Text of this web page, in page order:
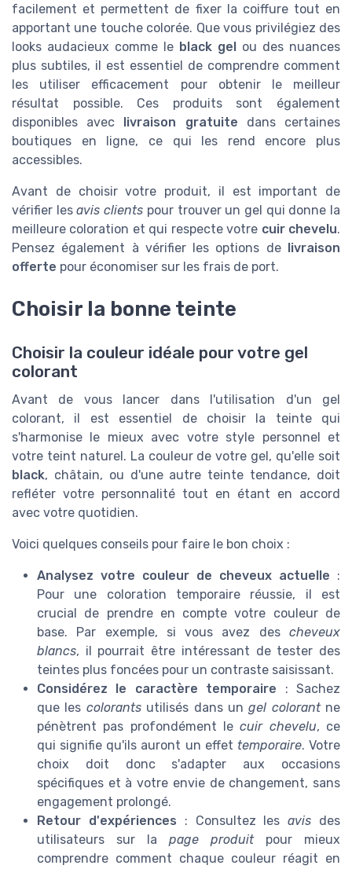
facilement et permettent de fixer la coiffure tout en
apportant une touche colorée. Que vous privilégiez des
looks audacieux comme le black gel ou des nuances
plus subtiles, il est essentiel de comprendre comment
les utiliser efficacement pour obtenir le meilleur
résultat possible. Ces produits sont également
disponibles avec livraison gratuite dans certaines
boutiques en ligne, ce qui les rend encore plus
accessibles.
Avant de choisir votre produit, il est important de
vérifier lesavis clients pour trouver un gel qui donne la
meilleure coloration et qui respecte votre cuir chevelu.
Pensez également à vérifier les options de livraison
offerte pour économiser sur les frais de port.
Choisir la bonne teinte
Choisir la couleur idéale pour votre gel
colorant
Avant de vous lancer dans l'utilisation d'un gel
colorant, il est essentiel de choisir la teinte qui
s'harmonise le mieux avec votre style personnel et
votre teint naturel. La couleur de votre gel, qu'elle soit
black, châtain, ou d'une autre teinte tendance, doit
refléter votre personnalité tout en étant en accord
avec votre quotidien.
Voici quelques conseils pour faire le bon choix :
Analysez votre couleur de cheveux actuelle :
Pour une coloration temporaire réussie, il est
crucial de prendre en compte votre couleur de
base. Par exemple, si vous avez des cheveux
blancs, il pourrait être intéressant de tester des
teintes plus foncées pour un contraste saisissant.
Considérez le caractère temporaire : Sachez
que les colorantsutilisés dans ungel colorantne
pénètrent pas profondément lecuir chevelu, ce
qui signifie qu'ils auront un effet temporaire. Votre
choix doit donc s'adapter aux occasions
spécifiques et à votre envie de changement, sans
engagement prolongé.
Retour d'expériences : Consultez lesavis des
utilisateurs sur la page produitpour mieux
comprendre comment chaque couleur réagit en